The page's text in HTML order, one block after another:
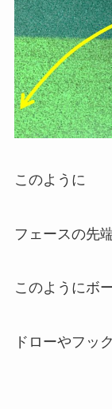
このように
フェースの先
このようにボ
ドローやフッ